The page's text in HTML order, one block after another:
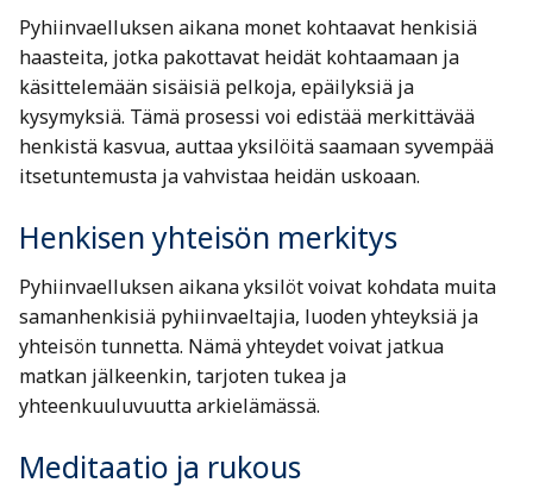
Pyhiinvaelluksen aikana monet kohtaavat henkisiä
haasteita, jotka pakottavat heidät kohtaamaan ja
käsittelemään sisäisiä pelkoja, epäilyksiä ja
kysymyksiä. Tämä prosessi voi edistää merkittävää
henkistä kasvua, auttaa yksilöitä saamaan syvempää
itsetuntemusta ja vahvistaa heidän uskoaan.
Henkisen yhteisön merkitys
Pyhiinvaelluksen aikana yksilöt voivat kohdata muita
samanhenkisiä pyhiinvaeltajia, luoden yhteyksiä ja
yhteisön tunnetta. Nämä yhteydet voivat jatkua
matkan jälkeenkin, tarjoten tukea ja
yhteenkuuluvuutta arkielämässä.
Meditaatio ja rukous